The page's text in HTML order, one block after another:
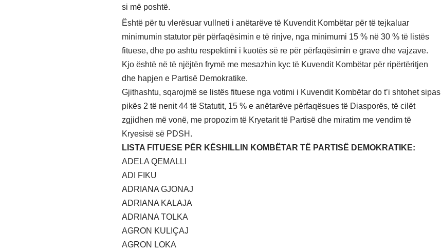
si më poshtë.
Është për tu vlerësuar vullneti i anëtarëve të Kuvendit Kombëtar për të tejkaluar
minimumin statutor për përfaqësimin e të rinjve, nga minimumi 15 % në 30 % të listës
fituese, dhe po ashtu respektimi i kuotës së re për përfaqësimin e grave dhe vajzave.
Kjo është në të njëjtën frymë me mesazhin kyc të Kuvendit Kombëtar për ripërtëritjen
dhe hapjen e Partisë Demokratike.
Gjithashtu, sqarojmë se listës fituese nga votimi i Kuvendit Kombëtar do t’i shtohet sipas
pikës 2 të nenit 44 të Statutit, 15 % e anëtarëve përfaqësues të Diasporës, të cilët
zgjidhen më vonë, me propozim të Kryetarit të Partisë dhe miratim me vendim të
Kryesisë së PDSH.
LISTA FITUESE PËR KËSHILLIN KOMBËTAR TË PARTISË DEMOKRATIKE:
ADELA QEMALLI
ADI FIKU
ADRIANA GJONAJ
ADRIANA KALAJA
ADRIANA TOLKA
AGRON KULIÇAJ
AGRON LOKA